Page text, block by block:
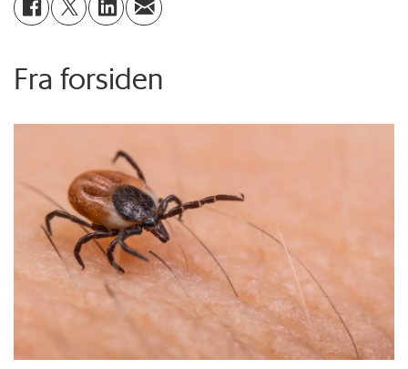
Fra forsiden